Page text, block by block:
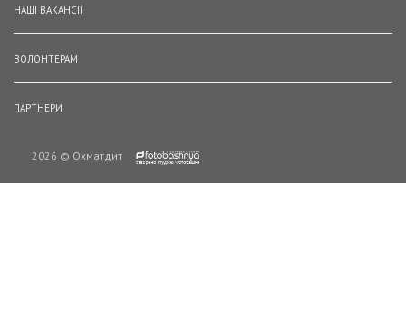
НАШІ ВАКАНСІЇ
ВОЛОНТЕРАМ
ПАРТНЕРИ
2026 © Охматдит